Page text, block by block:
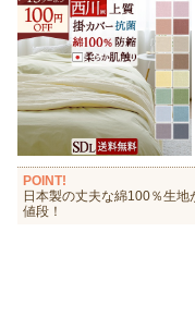
POINT!
日本製の丈夫な綿100％生地
値段！